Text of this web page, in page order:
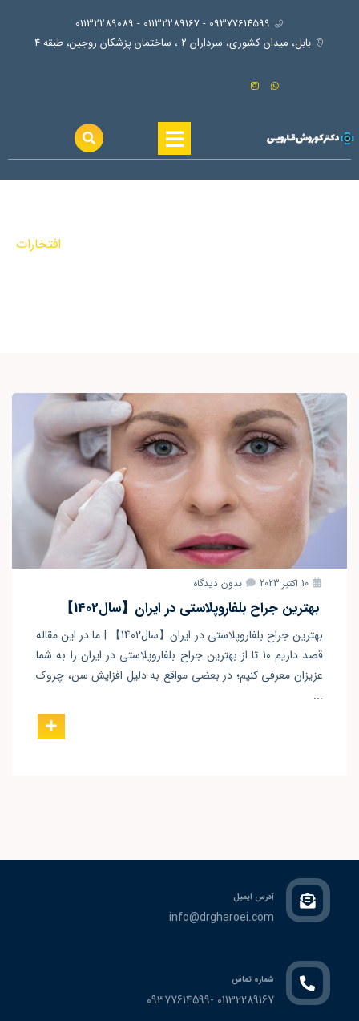
09377614599 - 01132289167 - 01132289089
بابل، ميدان كشوري، سرداران ٢ ، ساختمان پزشكان روجين، طبقه ٤
افتخارات
10 اکتبر 2023 بدون دیدگاه
بهترین جراح بلفاروپلاستی در ایران【سال1402】
بهترین جراح بلفاروپلاستی در ایران【سال1402】 | ما در این مقاله
قصد داریم 10 تا از بهترین جراح بلفاروپلاستی در ایران را به شما
عزیزان معرفی کنیم؛ در بعضی مواقع به دلیل افزایش سن، چروک
...
آدرس ایمیل
info@drgharoei.com
شماره تماس
01132289167 -09377614599